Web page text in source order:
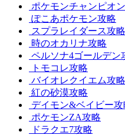
ポケモンチャンピオ
ぽこあポケモン攻略
スプラレイダース攻略
時のオカリナ攻略
ペルソナ4ゴールデン
トモコレ攻略
バイオレクイエム攻略
紅の砂漠攻略
デイモン&ベイビー攻
ポケモンZA攻略
ドラクエ7攻略